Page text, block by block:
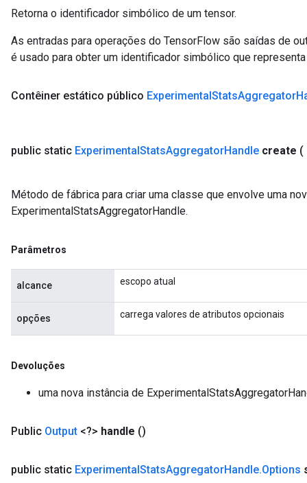
Retorna o identificador simbólico de um tensor.
As entradas para operações do TensorFlow são saídas de
é usado para obter um identificador simbólico que
Contêiner estático público ExperimentalStatsAggregator
public static ExperimentalStatsAggregatorHandle create (
Método de fábrica para criar uma classe que envolve uma
ExperimentalStatsAggregatorHandle.
Parâmetros
alcance escopo atual
opções carrega valores de atributos opcionais
Devoluções
uma nova instância de
Public Output <?> handle ()
public static ExperimentalStatsAggregatorHandle.Options